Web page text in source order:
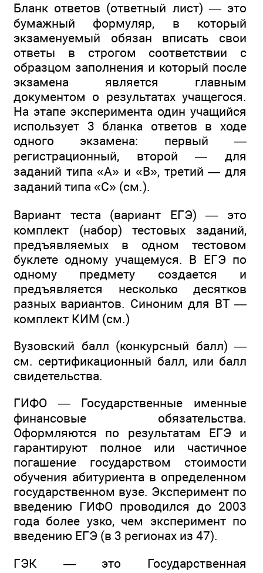
Бланк ответов (ответный лист) — это
бумажный формуляр, в который
экзаменуемый обязан вписать свои
ответы в строгом соответствии с
образцом заполнения и который после
экзамена является главным
документом о результатах учащегося.
На этапе эксперимента один учащийся
использует 3 бланка ответов в ходе
одного экзамена: первый —
регистрационный, второй — для
заданий типа «А» и «В», третий — для
заданий типа «С» (см.).
Вариант теста (вариант ЕГЭ) — это
комплект (набор) тестовых заданий,
предъявляемых в одном тестовом
буклете одному учащемуся. В ЕГЭ по
одному предмету создается и
предъявляется несколько десятков
разных вариантов. Синоним для ВТ —
комплект КИМ (см.)
Вузовский балл (конкурсный балл) —
см. сертификационный балл, или балл
свидетельства.
ГИФО — Государственные именные
финансовые обязательства.
Оформляются по результатам ЕГЭ и
гарантируют полное или частичное
погашение государством стоимости
обучения абитуриента в определенном
государственном вузе. Эксперимент по
введению ГИФО проводился до 2003
года более узко, чем эксперимент по
введению ЕГЭ (в 3 регионах из 47).
ГЭК — это Государственная